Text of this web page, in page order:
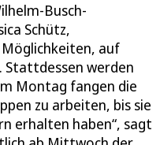
Busch-
Schütz,
auf
Stattdessen werden
Montag fangen die
zu arbeiten, bis sie
erhalten haben“, sagt